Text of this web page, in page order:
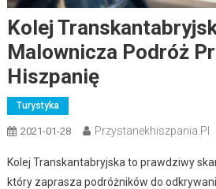
Kolej
Malownicza Podróż
Hiszpanię
Turystyka
2021-01-28 Przystanekhiszpania.pl
Kolej Transkantabryjska to prawdziwy
który zaprasza podróżników do